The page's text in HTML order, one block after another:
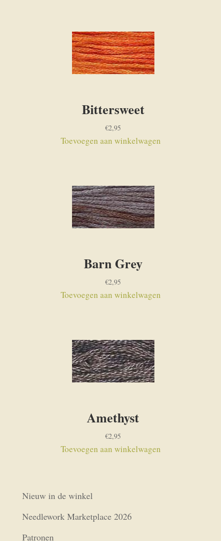
Bittersweet
€2,95
Toevoegen aan winkelwagen
Barn Grey
€2,95
Toevoegen aan winkelwagen
Amethyst
€2,95
Toevoegen aan winkelwagen
Nieuw in de winkel
Needlework Marketplace 2026
Patronen